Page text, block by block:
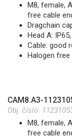
M8, female,
free cable
Dragchain
Head A:
Cable: good
Halogen free
CAM8.A3-
Obj. číslo:
M8, female,
free cable